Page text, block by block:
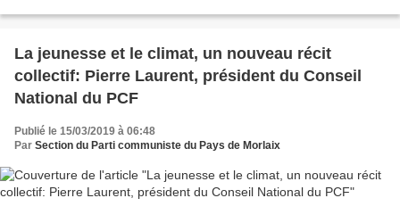
La jeunesse et le climat, un nouveau récit
collectif: Pierre Laurent, président du Conseil
National du PCF
Publié le 15/03/2019 à 06:48
Par Section du Parti communiste du Pays de Morlaix